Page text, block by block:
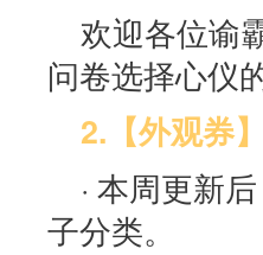
欢迎各位谕
问卷选择心仪
2.【外观券
· 本周更新
子分类。